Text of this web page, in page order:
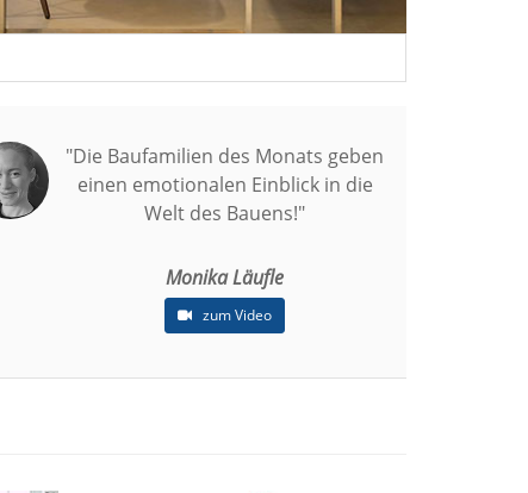
"Die Baufamilien des Monats geben
einen emotionalen Einblick in die
Welt des Bauens!"
Monika Läufle
zum Video